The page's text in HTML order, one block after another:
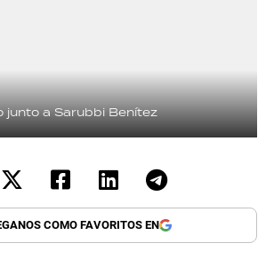
junto a Sarubbi Benítez
COMO FAVORITOS EN